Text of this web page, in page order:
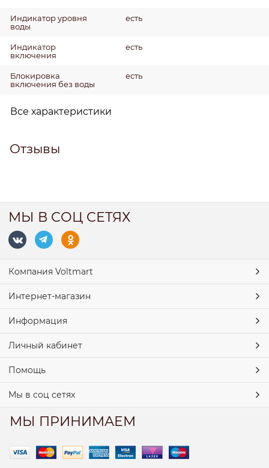
Индикатор уровня
воды
есть
Индикатор
включения
есть
Блокировка
включения без воды
есть
Все характеристики
Отзывы
МЫ В СОЦ СЕТЯХ
Компания Voltmart
Интернет-магазин
Информация
Личный кабинет
Помощь
Мы в соц сетях
МЫ ПРИНИМАЕМ